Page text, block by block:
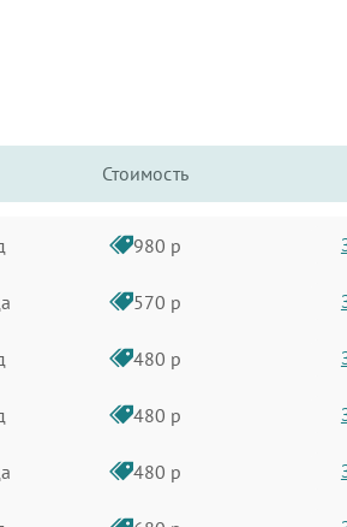
Стоимость
980 р
570 р
480 р
480 р
480 р